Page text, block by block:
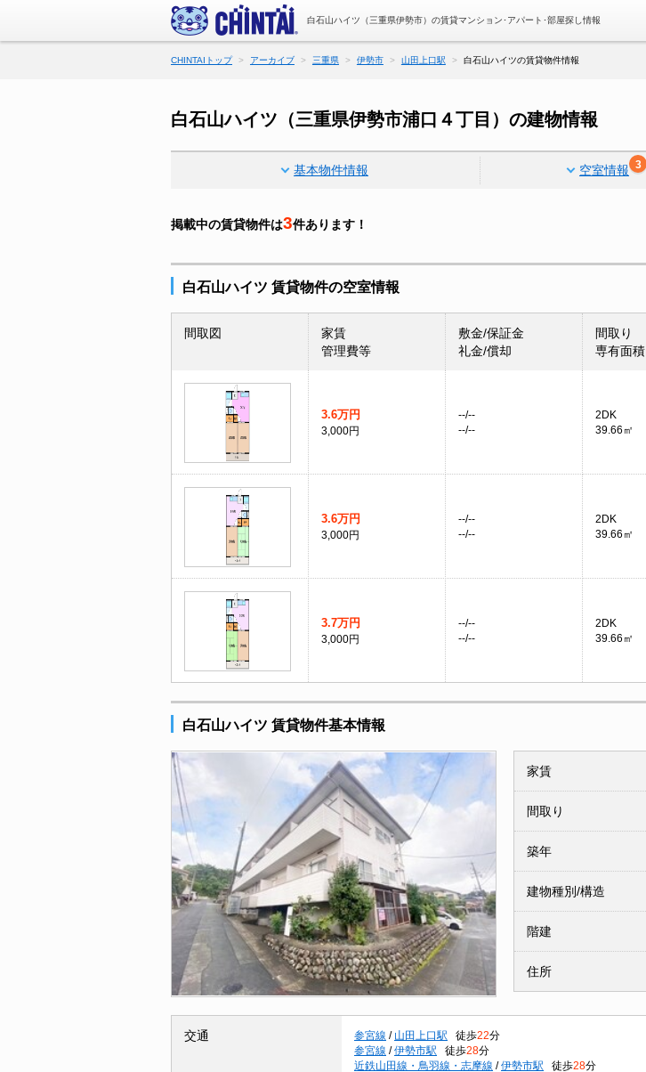
白石山ハイツ（三重県伊勢市）の賃貸マンション･アパート･部屋探し情報
CHINTAIトップ アーカイブ 三重県 伊勢市 山田上口駅 白石山ハイツの賃貸物件情報
白石山ハイツ（三重県伊勢市浦口４丁目）の建物情報
基本物件情報 空室情報 3
掲載中の賃貸物件は3件あります！
白石山ハイツ 賃貸物件の空室情報
間取図
家賃
管理費等
敷金/保証金
礼金/償却
間取り
専有面積
3.6万円
3,000円
--/--
--/--
2DK
39.66㎡
3.6万円
3,000円
--/--
--/--
2DK
39.66㎡
3.7万円
3,000円
--/--
--/--
2DK
39.66㎡
白石山ハイツ 賃貸物件基本情報
家賃
間取り
築年
建物種別/構造
階建
住所
交通 参宮線 / 山田上口駅 徒歩22分
参宮線 / 伊勢市駅 徒歩28分
近鉄山田線・鳥羽線・志摩線 / 伊勢市駅 徒歩28分